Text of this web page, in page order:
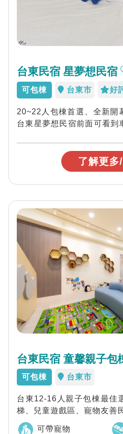
台東民宿 星夢想民宿
可包棟 台東市 好
20~22人包棟首選、全新開
台東星夢想民宿前面可看到
了解更多
台東民宿 童馨親子包
可包棟 台東市
台東12-16人親子包棟最佳
梯、兒童遊戲區、寵物友善
可帶寵物